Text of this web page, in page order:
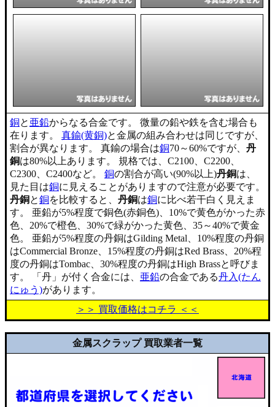
銅と 亜鉛からなる合金です。 微量の鉛や鉄を含む場合も
在ります。 真鍮(黄銅)と金属の組み合わせは同じですが、
割合が異なります。 真鍮の場合は銅70～60%ですが、 丹
銅は80%以上あります。 規格では、C2100、C2200、
C2300、C2400など。 銅の割合が高い(90%以上)丹銅は、
見た目は銅に見えることがありますので注意が必要です。
丹銅 と銅を比較すると、 丹銅は銅に比べ若干白く見えま
す。 亜鉛が5%程度で銅色(赤銅色)、10%で黄色がかった赤
色、20%で橙色、30%で緑がかった黄色、35～40%で黄金
色。 亜鉛が5%程度の丹銅はGilding Metal、10%程度の丹銅
はCommercial Bronze、15%程度の丹銅はRed Brass、20%程
度の丹銅はTombac、30%程度の丹銅はHigh Brassと呼びま
す。 「丹」が付く合金には、 亜鉛の合金である丹入(たん
にゅう)があります。
＞＞ 買取価格はコチラ ＜＜
金属スクラップ 買取業者一覧